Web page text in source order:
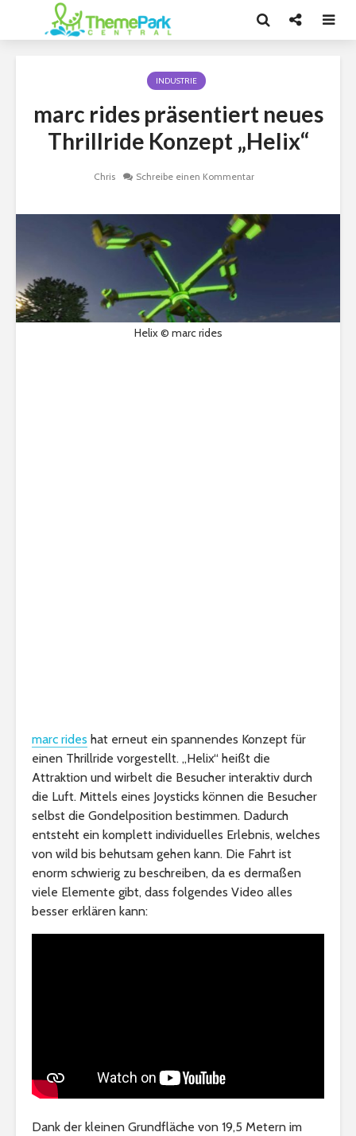
INDUSTRIE
marc rides präsentiert neues
Thrillride Konzept „Helix“
Chris Schreibe einen Kommentar
Helix © marc rides
marc rides hat erneut ein spannendes Konzept für
einen Thrillride vorgestellt. „Helix“ heißt die
Attraktion und wirbelt die Besucher interaktiv durch
die Luft. Mittels eines Joysticks können die Besucher
selbst die Gondelposition bestimmen. Dadurch
entsteht ein komplett individuelles Erlebnis, welches
von wild bis behutsam gehen kann. Die Fahrt ist
enorm schwierig zu beschreiben, da es dermaßen
viele Elemente gibt, dass folgendes Video alles
besser erklären kann:
Dank der kleinen Grundfläche von 19,5 Metern im